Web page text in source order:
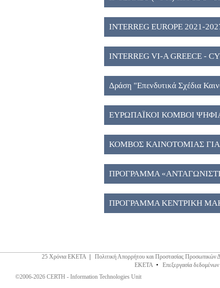
2027" (2)
INTERREG EUROPE 2021-
INTERREG VI-A GREECE -
Δράση "Eπενδυτικά Σχέδια
Μακεδονία", ΕΣΠΑ 2021-2027
ΕΥΡΩΠΑΪΚΟΙ ΚΟΜΒΟΙ
ΚΟΜΒΟΣ ΚΑΙΝΟΤΟΜΙΑΣ
ΑΠΟΘΗΚΕΥΣΗ ΕΝΕΡΓΕΙΑΣ
ΠΡΟΓΡΑΜΜΑ
ΠΡΟΓΡΑΜΜΑ ΚΕΝΤΡΙΚΗ
25 Χρόνια ΕΚΕΤΑ
Πολιτική Απορρήτου και Προστασίας Προσωπικών
ΕΚΕΤΑ • Επεξεργασία
©2006-2026 CERTH - Information Technologies Unit